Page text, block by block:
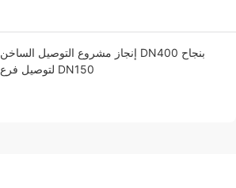
إنجاز مشروع التوصيل الساخن DN400 بنجاح
لتوصيل فرع DN150